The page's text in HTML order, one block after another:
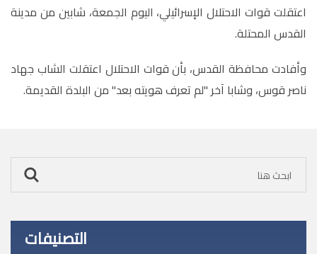
اعتقلت قوات الاحتلال الإسرائيلي، اليوم الجمعة، شابين من مدينة
القدس المحتلة.
وأفادت محافظة القدس، بأن قوات الاحتلال اعتقلت الشاب جهاد
ناصر قوس، وشابا آخر "لم تعرف هويته بعد" من البلدة القديمة.
التصنيفات